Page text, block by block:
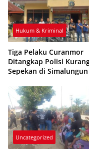
Hukum & Kriminal
Tiga Pelaku Curanmor
Ditangkap Polisi
Sepekan di Simalungun
Uncategorized